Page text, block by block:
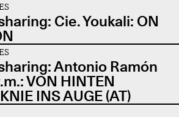
Cie. Youkali: ON
Antonio Ramón
VON HINTEN
INS AUGE (AT)